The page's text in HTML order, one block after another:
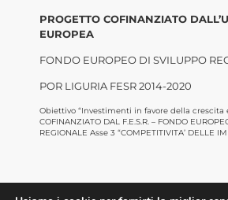
PROGETTO COFINANZIATO
EUROPEA
FONDO EUROPEO DI SVILUPPO
POR LIGURIA FESR 2014-2020
Obiettivo “Investimenti in favore della crescita
COFINANZIATO DAL F.E.S.R. – FONDO
REGIONALE Asse 3 “COMPETITIVITA’ DELLE